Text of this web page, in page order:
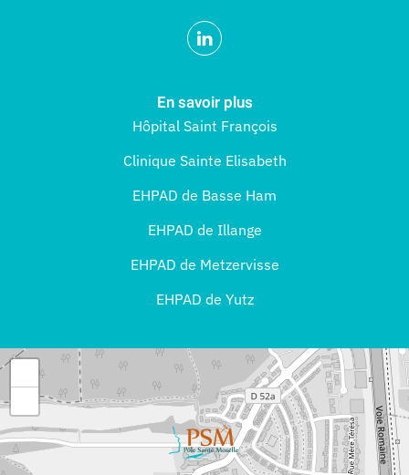
En savoir plus
Hôpital Saint François
Clinique Sainte Elisabeth
EHPAD de Basse Ham
EHPAD de Illange
EHPAD de Metzervisse
EHPAD de Yutz